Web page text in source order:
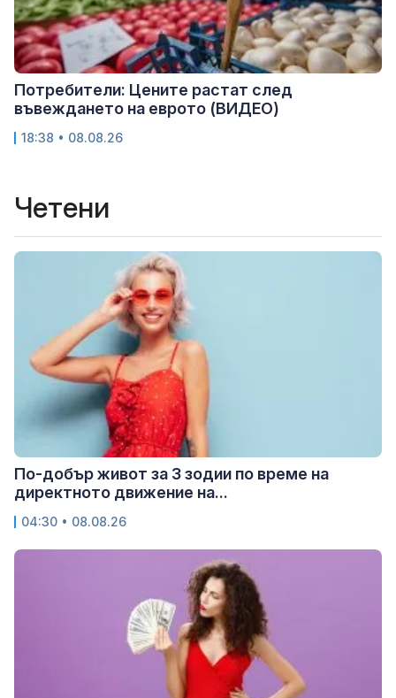
Потребители: Цените растат след
въвеждането на еврото (ВИДЕО)
18:38 • 08.08.26
Четени
По-добър живот за 3 зодии по време на
директното движение на...
04:30 • 08.08.26